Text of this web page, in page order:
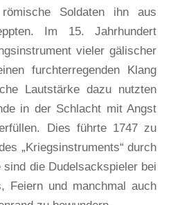
Soldaten ihn aus
Im 15. Jahrhundert
vieler gälischer
furchterregenden Klang
Lautstärke dazu nutzten
in der Schlacht mit Angst
Dies führte 1747 zu
„Kriegsinstruments“ durch
sind die Dudelsackspieler bei
Feiern und manchmal auch